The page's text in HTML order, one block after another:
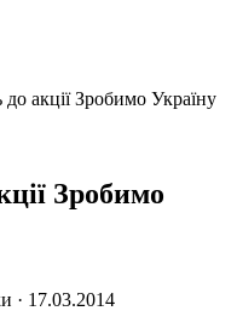
акції Зробимо Україну
Зробимо
· 17.03.2014